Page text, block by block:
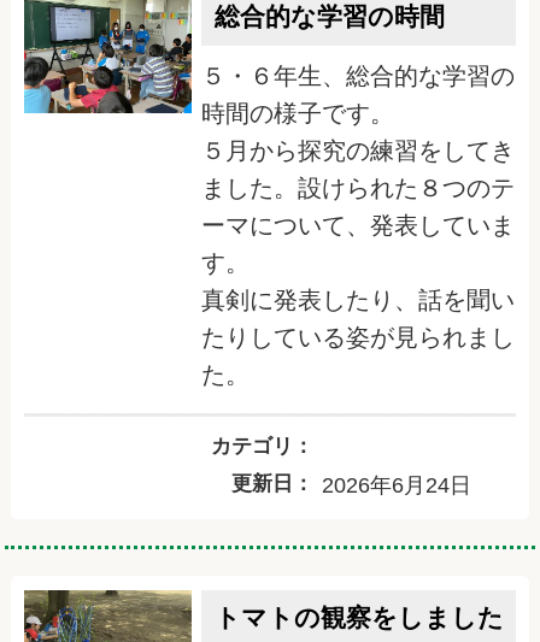
総合的な学習の時間
５・６年生、総合的な学習の
時間の様子です。
５月から探究の練習をしてき
ました。設けられた８つのテ
ーマについて、発表していま
す。
真剣に発表したり、話を聞い
たりしている姿が見られまし
た。
カテゴリ：
更新日：
2026年6月24日
トマトの観察をしました